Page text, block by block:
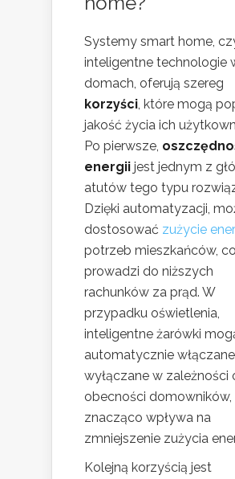
Systemy smart home,
inteligentne technologie
domach, oferują szereg
korzyści, które mogą
jakość życia ich
Po pierwsze,
energii jest jednym z
atutów tego typu
Dzięki automatyzacji,
dostosować zużycie
potrzeb mieszkańców, co
prowadzi do niższych
rachunków za prąd. W
przypadku oświetlenia,
inteligentne żarówki
automatycznie
wyłączane w zależności
obecności domowników,
znacząco wpływa na
zmniejszenie zużycia
Kolejną korzyścią jest